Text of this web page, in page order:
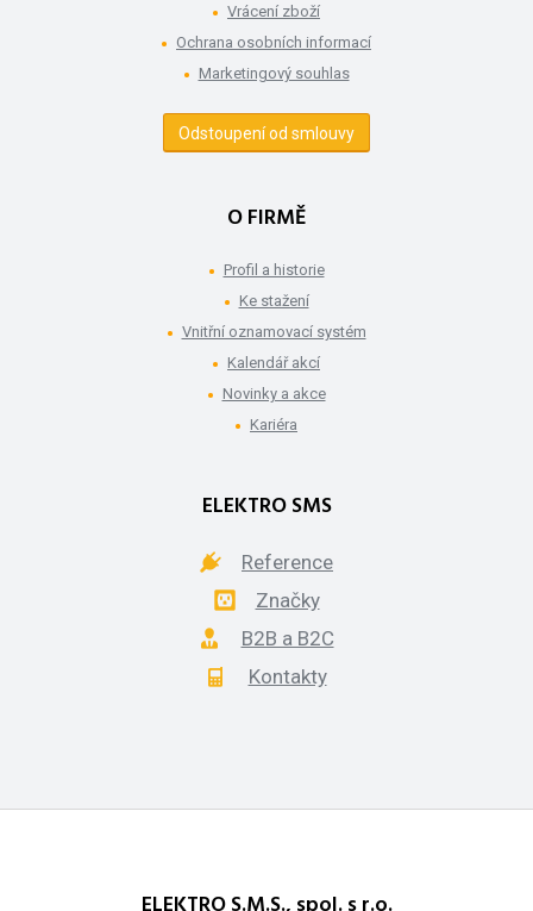
Vrácení zboží
Ochrana osobních informací
Marketingový souhlas
Odstoupení od smlouvy
O FIRMĚ
Profil a historie
Ke stažení
Vnitřní oznamovací systém
Kalendář akcí
Novinky a akce
Kariéra
ELEKTRO SMS
Reference
Značky
B2B a B2C
Kontakty